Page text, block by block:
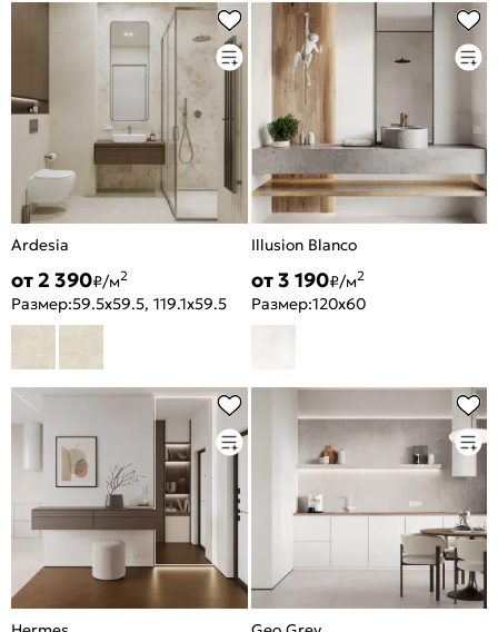
Ardesia
от 2 390₽/м2
Размер:59.5x59.5, 119.1x59.5
Illusion Blanco
от 3 190₽/м2
Размер:120x60